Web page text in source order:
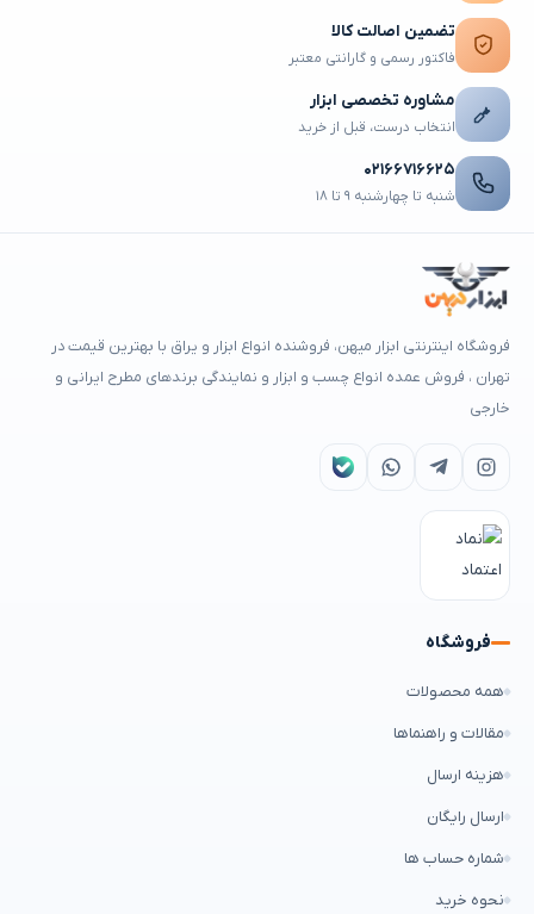
تضمین اصالت کالا
فاکتور رسمی و گارانتی معتبر
مشاوره تخصصی ابزار
انتخاب درست، قبل از خرید
۰۲۱۶۶۷۱۶۶۲۵
شنبه تا چهارشنبه ۹ تا ۱۸
فروشگاه اینترنتی ابزار میهن، فروشنده انواع ابزار و یراق با بهترین قیمت در
تهران ، فروش عمده انواع چسب و ابزار و نمایندگی برندهای مطرح ایرانی و
خارجی
فروشگاه
همه محصولات
مقالات و راهنماها
هزینه ارسال
ارسال رایگان
شماره حساب ها
نحوه خرید